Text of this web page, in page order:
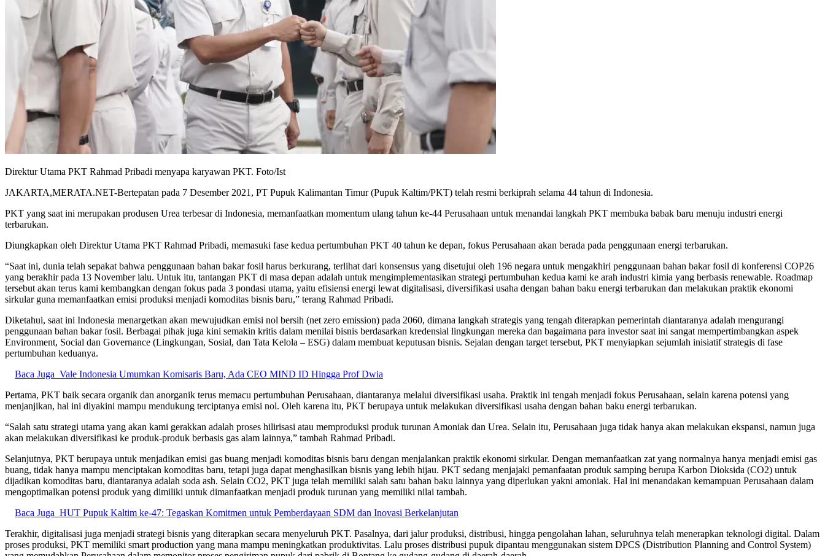
Direktur Utama PKT Rahmad Pribadi menyapa karyawan PKT. Foto/Ist
JAKARTA,MERATA.NET-Bertepatan pada 7 Desember 2021, PT Pupuk Kalimantan Timur (Pupuk Kaltim/PKT) telah resmi berkiprah selama 44 tahun di Indonesia.
PKT yang saat ini merupakan produsen Urea terbesar di Indonesia, memanfaatkan momentum ulang tahun ke-44 Perusahaan untuk menandai langkah PKT membuka babak baru menuju industri energi
terbarukan.
Diungkapkan oleh Direktur Utama PKT Rahmad Pribadi, memasuki fase kedua pertumbuhan PKT 40 tahun ke depan, fokus Perusahaan akan berada pada penggunaan energi terbarukan.
“Saat ini, dunia telah sepakat bahwa penggunaan bahan bakar fosil harus berkurang, terlihat dari konsensus yang disetujui oleh 196 negara untuk mengakhiri penggunaan bahan bakar fosil di konferensi COP26
yang berakhir pada 13 November lalu. Untuk itu, tantangan PKT di masa depan adalah untuk mengimplementasikan strategi pertumbuhan kedua kami ke arah industri kimia yang berbasis renewable. Roadmap
tersebut akan terus kami kembangkan dengan fokus pada 3 pondasi utama, yaitu efisiensi energi lewat digitalisasi, diversifikasi usaha dengan bahan baku energi terbarukan dan melakukan praktik ekonomi
sirkular guna memanfaatkan emisi produksi menjadi komoditas bisnis baru,” terang Rahmad Pribadi.
Diketahui, saat ini Indonesia menargetkan akan mewujudkan emisi nol bersih (net zero emission) pada 2060, dimana langkah strategis yang tengah diterapkan pemerintah diantaranya adalah mengurangi
penggunaan bahan bakar fosil. Berbagai pihak juga kini semakin kritis dalam menilai bisnis berdasarkan kredensial lingkungan mereka dan bagaimana para investor saat ini sangat mempertimbangkan aspek
Environment, Social dan Governance (Lingkungan, Sosial, dan Tata Kelola – ESG) dalam membuat keputusan bisnis. Sejalan dengan target tersebut, PKT menyiapkan sejumlah inisiatif strategis di fase
pertumbuhan keduanya.
Baca Juga Vale Indonesia Umumkan Komisaris Baru, Ada CEO MIND ID Hingga Prof Dwia
Pertama, PKT baik secara organik dan anorganik terus memacu pertumbuhan Perusahaan, diantaranya melalui diversifikasi usaha. Praktik ini tengah menjadi fokus Perusahaan, selain karena potensi yang
menjanjikan, hal ini diyakini mampu mendukung terciptanya emisi nol. Oleh karena itu, PKT berupaya untuk melakukan diversifikasi usaha dengan bahan baku energi terbarukan.
“Salah satu strategi utama yang akan kami gerakkan adalah proses hilirisasi atau memproduksi produk turunan Amoniak dan Urea. Selain itu, Perusahaan juga tidak hanya akan melakukan ekspansi, namun juga
akan melakukan diversifikasi ke produk-produk berbasis gas alam lainnya,” tambah Rahmad Pribadi.
Selanjutnya, PKT berupaya untuk menjadikan emisi gas buang menjadi komoditas bisnis baru dengan menjalankan praktik ekonomi sirkular. Dengan memanfaatkan zat yang normalnya hanya menjadi emisi gas
buang, tidak hanya mampu menciptakan komoditas baru, tetapi juga dapat menghasilkan bisnis yang lebih hijau. PKT sedang menjajaki pemanfaatan produk samping berupa Karbon Dioksida (CO2) untuk
dijadikan komoditas baru, diantaranya adalah soda ash. Selain CO2, PKT juga telah memiliki salah satu bahan baku lainnya yang diperlukan yakni amoniak. Hal ini menandakan kemampuan Perusahaan dalam
mengoptimalkan potensi produk yang dimiliki untuk dimanfaatkan menjadi produk turunan yang memiliki nilai tambah.
Baca Juga HUT Pupuk Kaltim ke-47: Tegaskan Komitmen untuk Pemberdayaan SDM dan Inovasi Berkelanjutan
Terakhir, digitalisasi juga menjadi strategi bisnis yang diterapkan secara menyeluruh PKT. Pasalnya, dari jalur produksi, distribusi, hingga pengolahan lahan, seluruhnya telah menerapkan teknologi digital. Dalam
proses produksi, PKT memiliki smart production yang mana mampu meningkatkan produktivitas. Lalu proses distribusi pupuk dipantau menggunakan sistem DPCS (Distribution Planning and Control System)